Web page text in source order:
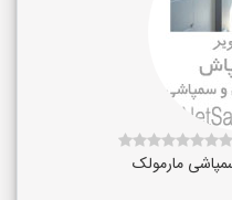
مارمولک